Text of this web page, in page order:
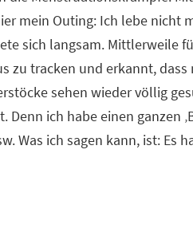
mein Outing: Ich lebe nicht
sich langsam. Mittlerweile
tracken und erkannt, dass
sehen wieder völlig
ich habe einen ganzen
Was ich sagen kann, ist: Es